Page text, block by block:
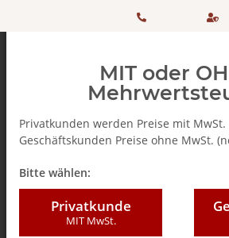
+ 49
506 98 SSL
MIT oder
Privatkunden werden Preise mit
Geschäftskunden Preise ohne MwSt.
Bitte wählen:
Privatkunde
MIT MwSt.